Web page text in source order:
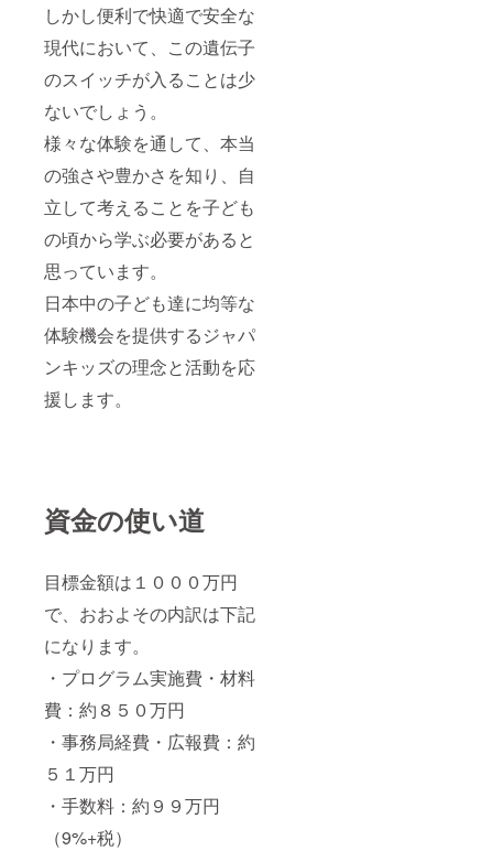
しかし便利で快適で安全な
現代において、この遺伝子
のスイッチが入ることは少
ないでしょう。
様々な体験を通して、本当
の強さや豊かさを知り、自
立して考えることを子ども
の頃から学ぶ必要があると
思っています。
日本中の子ども達に均等な
体験機会を提供するジャパ
ンキッズの理念と活動を応
援します。
資金の使い道
目標金額は１０００万円
で、おおよその内訳は下記
になります。
・プログラム実施費・材料
費：約８５０万円
・事務局経費・広報費：約
５１万円
・手数料：約９９万円
（9%+税）